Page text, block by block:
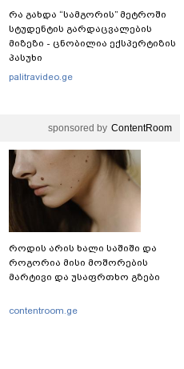
რა გახდა “სამგორის” მეტროში
სტუდენტის გარდაცვალების
მიზეზი - ცნობილია ექსპერტიზის
პასუხი
palitravideo.ge
sponsored by ContentRoom
როდის არის ხალი საშიში და
როგორია მისი მოშორების
მარტივი და უსაფრთხო გზები
contentroom.ge